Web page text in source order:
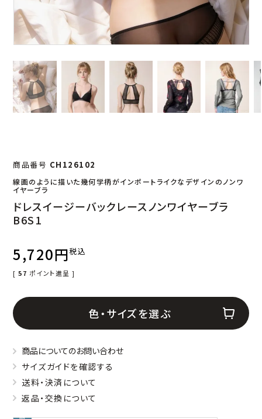
商品番号 CH126102
線画のように描いた幾何学柄がインポートライクなデザインのノンワ
イヤーブラ
ドレスイージーバックレースノンワイヤーブラ
B6S1
5,720 税込
[ 57 ポイント進呈 ]
色・サイズを選ぶ
商品についてのお問い合わせ
サイズガイドを確認する
送料・決済について
返品・交換について